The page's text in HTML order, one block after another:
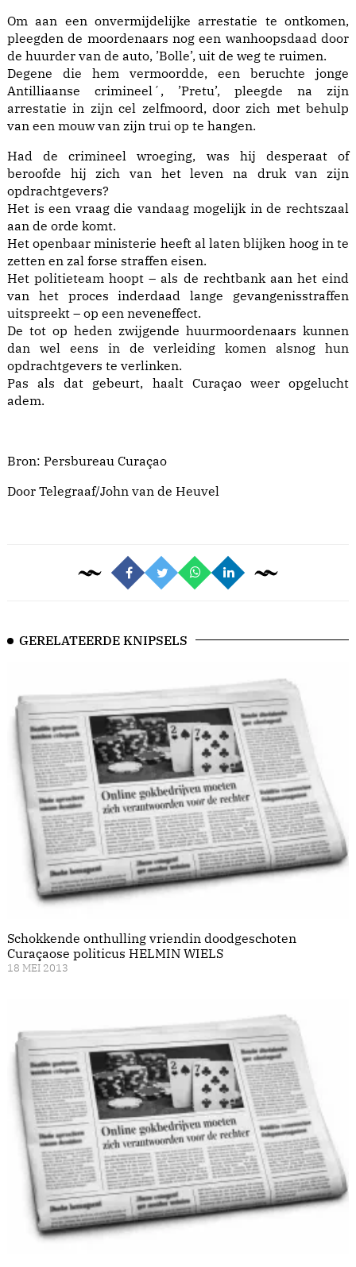
Om aan een onvermijdelijke arrestatie te ontkomen,
pleegden de moordenaars nog een wanhoopsdaad door
de huurder van de auto, ’Bolle’, uit de weg te ruimen.
Degene die hem vermoordde, een beruchte jonge
Antilliaanse crimineel´, ’Pretu’, pleegde na zijn
arrestatie in zijn cel zelfmoord, door zich met behulp
van een mouw van zijn trui op te hangen.
Had de crimineel wroeging, was hij desperaat of
beroofde hij zich van het leven na druk van zijn
opdrachtgevers?
Het is een vraag die vandaag mogelijk in de rechtszaal
aan de orde komt.
Het openbaar ministerie heeft al laten blijken hoog in te
zetten en zal forse straffen eisen.
Het politieteam hoopt – als de rechtbank aan het eind
van het proces inderdaad lange gevangenisstraffen
uitspreekt – op een neveneffect.
De tot op heden zwijgende huurmoordenaars kunnen
dan wel eens in de verleiding komen alsnog hun
opdrachtgevers te verlinken.
Pas als dat gebeurt, haalt Curaçao weer opgelucht
adem.
Bron: Persbureau Curaçao
Door Telegraaf/John van de Heuvel
GERELATEERDE KNIPSELS
Schokkende onthulling vriendin doodgeschoten
Curaçaose politicus HELMIN WIELS
18 MEI 2013